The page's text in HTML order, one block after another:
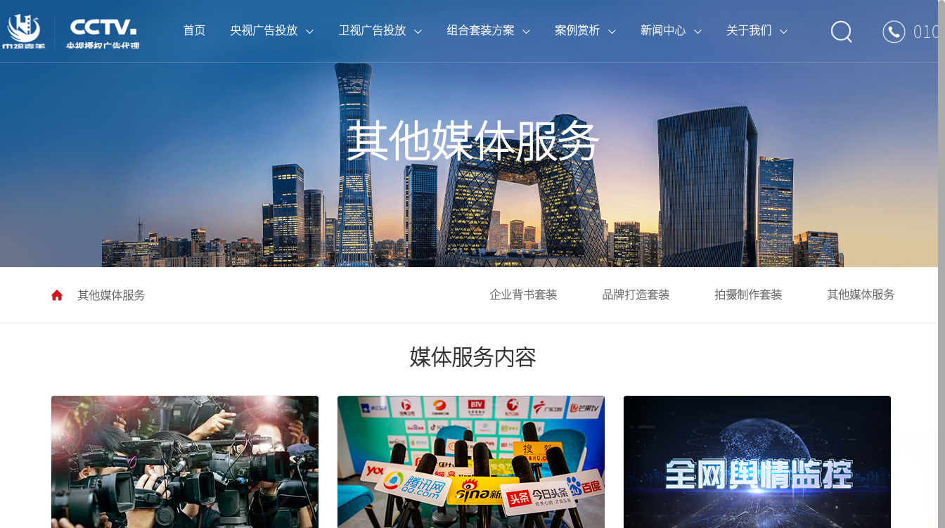
首页 央视广告投放
CCTV2财经频道
CCTV5体育频道 CCTV6电影频道 CCTV7国防军事 CCTV8电视剧
CCTV9纪录频道 CCTV10科教频道 CCTV11戏曲频道 CCTV12社会与法
CCTV13新闻频道 CCTV14少儿频道 CCTV15音乐频道 CCTV17农业农村
央视新媒体
卫视广告投放
北京卫视
辽宁卫视
辽宁卫视
{/pboot:if} {pboot:if(13'=='13')}{else}
山东卫视
{/pboot:if} {pboot:if(13'=='13')}
安徽卫视
{else}
安徽卫视
{/pboot:if} {pboot:if(13'=='13')}
湖南卫视
{else}
湖南卫视
{/pboot:if} {pboot:if(13'=='13')}
江苏卫视
{else}
江苏卫视
{/pboot:if} {pboot:if(13'=='13')}
东方卫视
{else}
东方卫视
{/pboot:if} {pboot:if(13'=='13')}
{else}{/pboot:if} {pboot:if(13'=='13')}
{else}{/pboot:if}
{pboot:if(13'=='13')}{else}{/pboot:if}
{pboot:if(13'=='13')}
东南卫视
{else}
东南卫视
{/pboot:if}
天津卫视
天津卫视
{pboot:if(13'=='13')}
贵州卫视
{else}
贵州卫视
{/pboot:if} {pboot:if(13'=='13')}
河北卫视
{else}
河北卫视
{/pboot:if} {pboot:if(13'=='13')}
{/pboot:if} {pboot:if(13'=='13')}
组合套装方案
企业背书套装
品牌打造套装
品牌打造套装
{/pboot:if} {pboot:if(14'=='13')}{else}
拍摄制作套装
{/pboot:if} {pboot:if(14'=='13')}
其他媒体服务
{else}
其他媒体服务
{/pboot:if}
案例赏析
广告案例
专题案例 专题案例
{pboot:if(8'=='13')}
{else}
宣传片案例
{/pboot:if}
新闻中心
总台动态
行业观察 行业观察
{pboot:if(2'=='13')}
{else}
公司资讯
{/pboot:if}
关于我们
联系我们
荣誉资质 荣誉资质
{pboot:if(1'=='13')}
{else}
人才招聘
{/pboot:if}
其他媒体服务
其他媒体服务 企业背书套装 品牌打造套装 拍摄制作套装 其他媒体服务
媒体服务内容